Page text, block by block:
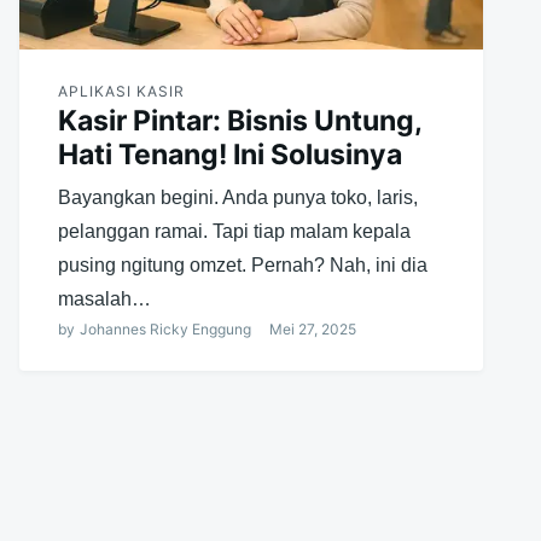
APLIKASI KASIR
Kasir Pintar: Bisnis Untung,
Hati Tenang! Ini Solusinya
Bayangkan begini. Anda punya toko, laris,
pelanggan ramai. Tapi tiap malam kepala
pusing ngitung omzet. Pernah? Nah, ini dia
masalah…
by Johannes Ricky Enggung Mei 27, 2025